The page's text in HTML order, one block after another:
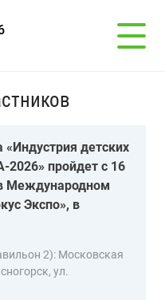
детских
пройдет с 16
Международном
Экспо», в
2): Московская
ул.